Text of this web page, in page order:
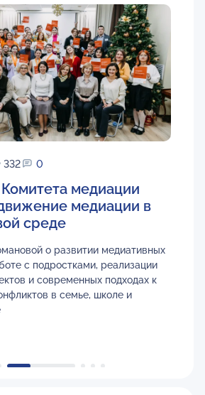
332 0
медиации
медиации в
среде
о развитии медиативных
с подростками, реализации
и современных подходах к
в семье, школе и